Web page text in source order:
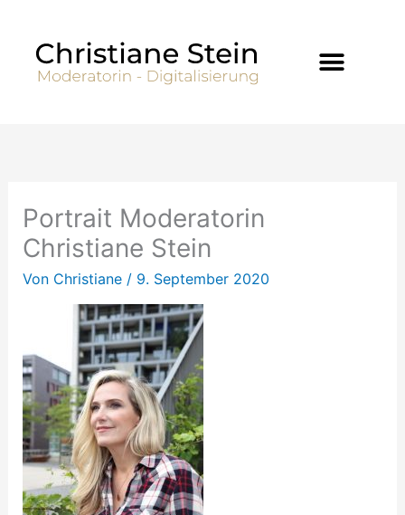
springen
Portrait Moderatorin
Christiane Stein
Von Christiane / 9. September 2020